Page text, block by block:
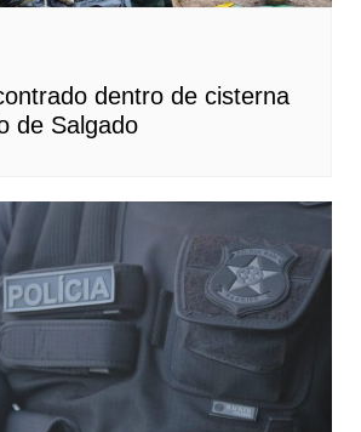
dentro de cisterna
de Salgado